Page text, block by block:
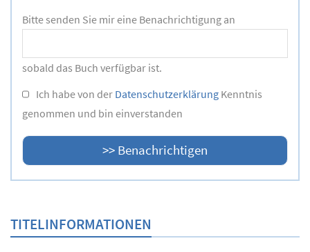
Bitte senden Sie mir eine Benachrichtigung an
sobald das Buch verfügbar ist.
Ich habe von der Datenschutzerklärung Kenntnis
genommen und bin einverstanden
TITELINFORMATIONEN